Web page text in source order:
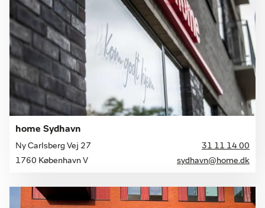
home Sydhavn
Ny Carlsberg Vej 27
31 11 14 00
1760 København V
sydhavn@home.dk